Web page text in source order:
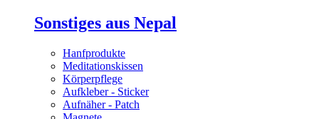
Sonstiges aus Nepal
Hanfprodukte
Meditationskissen
Körperpflege
Aufkleber - Sticker
Aufnäher - Patch